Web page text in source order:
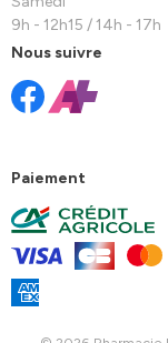
9h - 12h15 / 14h - 17h
Nous suivre
Paiement